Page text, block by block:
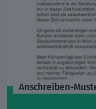
Anschreiben-